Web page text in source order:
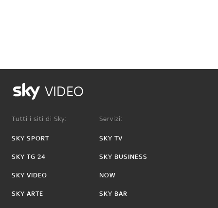
VIDEO
Tutti i siti di Sky:
SKY SPORT
SKY TG 24
SKY VIDEO
SKY ARTE
Servizi:
SKY TV
SKY BUSINESS
NOW
SKY BAR